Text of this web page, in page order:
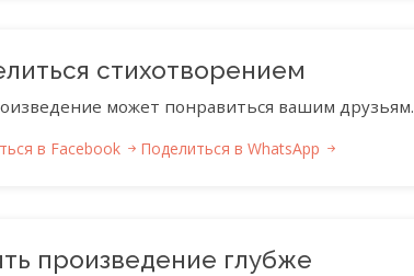
стихотворением
может понравиться вашим друзьям.
в Facebook Поделиться в WhatsApp
произведение глубже